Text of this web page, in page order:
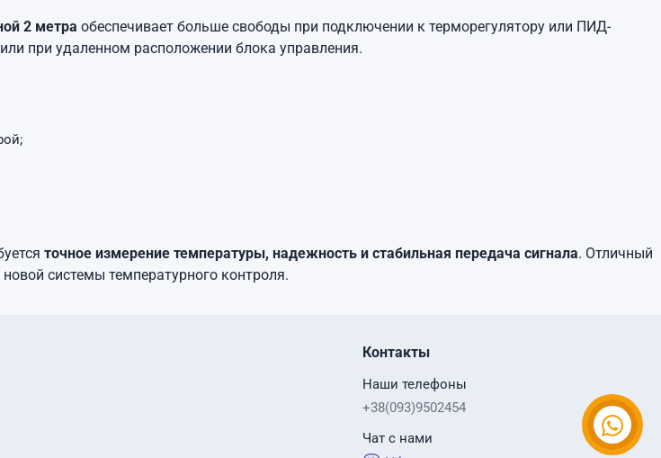
2 метра обеспечивает больше свободы при подключении к терморегулятору или ПИД-
при удаленном расположении блока управления.
точное измерение температуры, надежность и стабильная передача сигнала. Отличный
системы температурного контроля.
Контакты
Наши телефоны
+38(093)9502454
Чат с нами